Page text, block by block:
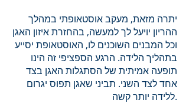
יתרה מזאת, מעקב אוסטאופתי במהלך
ההריון יויעל לך למעשה, בהחזרת איזון האגן
וכל המבנים השוכנים לו, האוסטאופת יסייע
בתהליך הלידה. הרגע הספציפי זה הינו
תופעה אמיתית של הסתגלות האגן בצד
אחד לצד השני. תביני שאגן תפוס יגרום
ללידה יותר קשה.